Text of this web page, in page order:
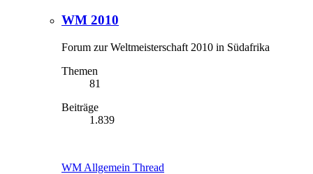
WM 2010
Forum zur Weltmeisterschaft 2010 in Südafrika
Themen
81
Beiträge
1.839
WM Allgemein Thread